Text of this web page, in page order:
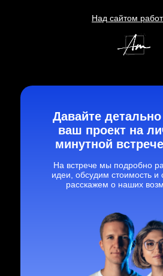
Над сайтом
Давайте
ваш проект на
минутной
На встрече мы подробно
идеи, обсудим стоимость и
расскажем о наших